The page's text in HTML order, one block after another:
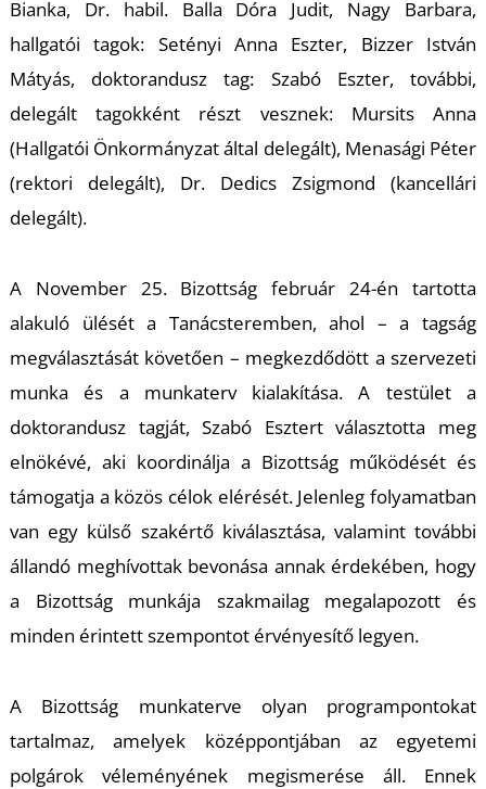
Bianka, Dr. habil. Balla Dóra Judit, Nagy Barbara,
hallgatói tagok: Setényi Anna Eszter, Bizzer István
Mátyás, doktorandusz tag: Szabó Eszter, további,
delegált tagokként részt vesznek: Mursits Anna
(Hallgatói Önkormányzat által delegált), Menasági Péter
(rektori delegált), Dr. Dedics Zsigmond (kancellári
delegált).
A November 25. Bizottság február 24-én tartotta
alakuló ülését a Tanácsteremben, ahol – a tagság
megválasztását követően – megkezdődött a szervezeti
munka és a munkaterv kialakítása. A testület a
doktorandusz tagját, Szabó Esztert választotta meg
elnökévé, aki koordinálja a Bizottság működését és
támogatja a közös célok elérését. Jelenleg folyamatban
van egy külső szakértő kiválasztása, valamint további
állandó meghívottak bevonása annak érdekében, hogy
a Bizottság munkája szakmailag megalapozott és
minden érintett szempontot érvényesítő legyen.
A Bizottság munkaterve olyan programpontokat
tartalmaz, amelyek középpontjában az egyetemi
polgárok véleményének megismerése áll. Ennek